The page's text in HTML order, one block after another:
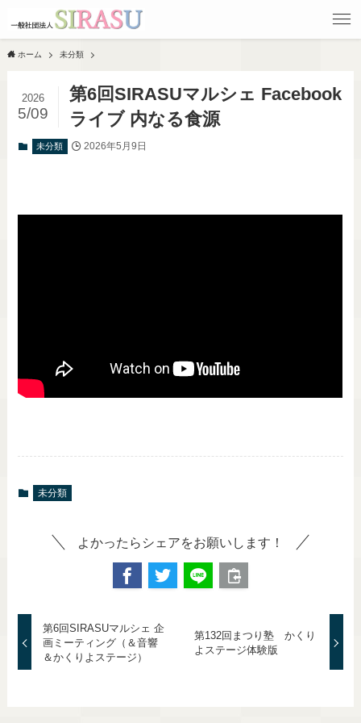
ホーム 未分類
第6回SIRASUマルシェ Facebook
ライブ 内なる食源
2026
5/09
未分類 2026年5月9日
未分類
よかったらシェアをお願いします！
第6回SIRASUマルシェ 企
画ミーティング（＆音響
＆かくりよステージ）
第132回まつり塾 かくり
よステージ体験版